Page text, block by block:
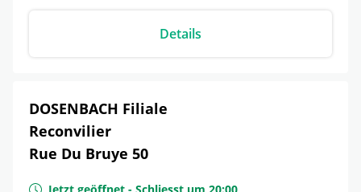
Details
DOSENBACH Filiale
Reconvilier
Rue Du Bruye 50